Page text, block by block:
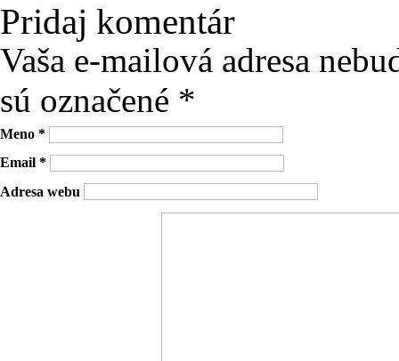
Pridaj komentár
Vaša e-mailová adresa
sú označené *
Meno *
Email *
Adresa webu